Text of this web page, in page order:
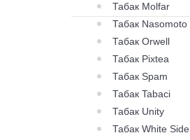
Табак Molfar
Табак Nasomoto
Табак Orwell
Табак Pixtea
Табак Spam
Табак Tabaci
Табак Unity
Табак White Side